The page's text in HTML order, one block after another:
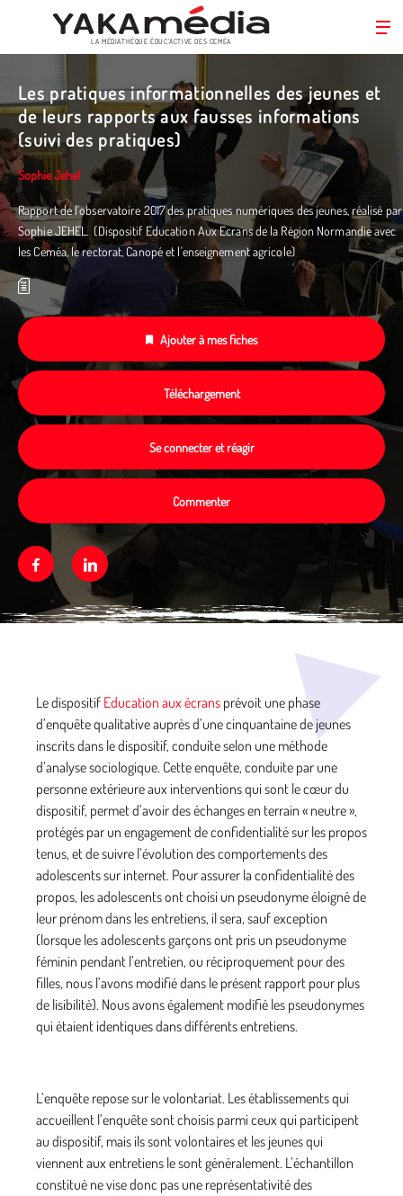
contenu
principal
LA MÉDIATHÈQUE ÉDUC’ACTIVE DES CEMÉA
Les pratiques informationnelles des jeunes et
de leurs rapports aux fausses informations
(suivi des pratiques)
Sophie Jehel
Rapport de l'observatoire 2017 des pratiques numériques des jeunes, réalisé par
Sophie JEHEL. (Dispositif Education Aux Ecrans de la Région Normandie avec
les Ceméa, le rectorat, Canopé et l'enseignement agricole)
Ajouter à mes fiches
Téléchargement
Se connecter et réagir
Commenter
FacebookLinkedin
Le dispositif Education aux écrans prévoit une phase
d’enquête qualitative auprès d’une cinquantaine de jeunes
inscrits dans le dispositif, conduite selon une méthode
d’analyse sociologique. Cette enquête, conduite par une
personne extérieure aux interventions qui sont le cœur du
dispositif, permet d’avoir des échanges en terrain « neutre »,
protégés par un engagement de confidentialité sur les propos
tenus, et de suivre l’évolution des comportements des
adolescents sur internet. Pour assurer la confidentialité des
propos, les adolescents ont choisi un pseudonyme éloigné de
leur prénom dans les entretiens, il sera, sauf exception
(lorsque les adolescents garçons ont pris un pseudonyme
féminin pendant l’entretien, ou réciproquement pour des
filles, nous l’avons modifié dans le présent rapport pour plus
de lisibilité). Nous avons également modifié les pseudonymes
qui étaient identiques dans différents entretiens.
L’enquête repose sur le volontariat. Les établissements qui
accueillent l’enquête sont choisis parmi ceux qui participent
au dispositif, mais ils sont volontaires et les jeunes qui
viennent aux entretiens le sont généralement. L’échantillon
constitué ne vise donc pas une représentativité des